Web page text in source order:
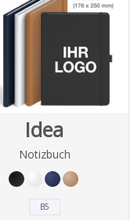
Idea
Notizbuch
B5